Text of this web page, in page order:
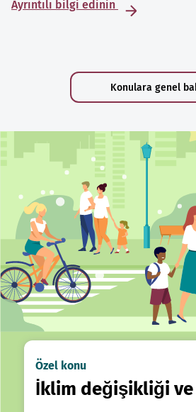
Ayrıntılı bilgi edinin
Konulara genel
Özel konu
İklim değişikliği ve